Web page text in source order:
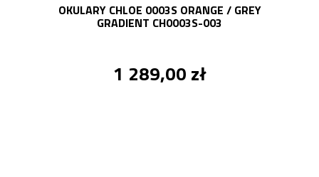
OKULARY CHLOE 0003S ORANGE / GREY
GRADIENT CH0003S-003
1 289,00 zł